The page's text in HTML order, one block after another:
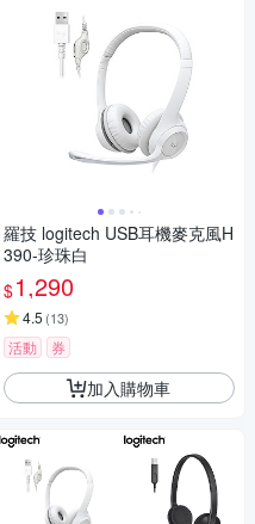
羅技 logitech USB耳機麥克風H
390-珍珠白
$1,290
4.5 (13)
活動 券
加入購物車